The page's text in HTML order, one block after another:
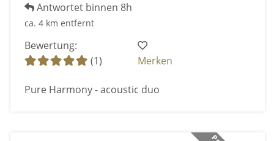
Antwortet binnen 8h
ca. 4 km entfernt
Bewertung:
(1)
Merken
Pure Harmony - acoustic duo